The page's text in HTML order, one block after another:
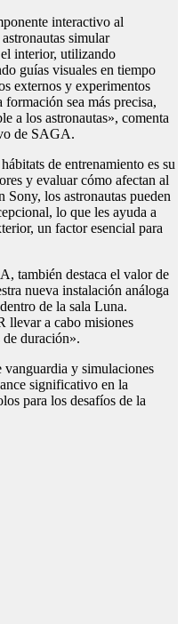
interactivo al
simular
interior, utilizando
guías visuales en tiempo
externos y experimentos
sea más precisa,
a los astronautas», comenta
de SAGA.
de entrenamiento es su
y evaluar cómo afectan al
los astronautas pueden
lo que les ayuda a
un factor esencial para
también destaca el valor de
nueva instalación análoga
de la sala Luna.
llevar a cabo misiones
de duración».
y simulaciones
significativo en la
para los desafíos de la